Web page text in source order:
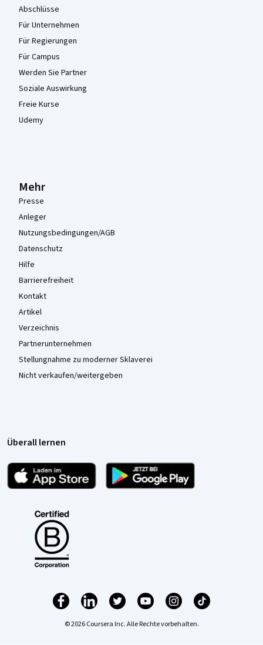
Abschlüsse
Für Unternehmen
Für Regierungen
Für Campus
Werden Sie Partner
Soziale Auswirkung
Freie Kurse
Udemy
Mehr
Presse
Anleger
Nutzungsbedingungen/AGB
Datenschutz
Hilfe
Barrierefreiheit
Kontakt
Artikel
Verzeichnis
Partnerunternehmen
Stellungnahme zu moderner Sklaverei
Nicht verkaufen/weitergeben
Überall lernen
© 2026 Coursera Inc. Alle Rechte vorbehalten.